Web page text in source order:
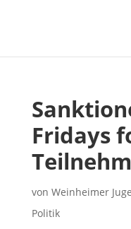
Fridays
von Weinheimer
Politik